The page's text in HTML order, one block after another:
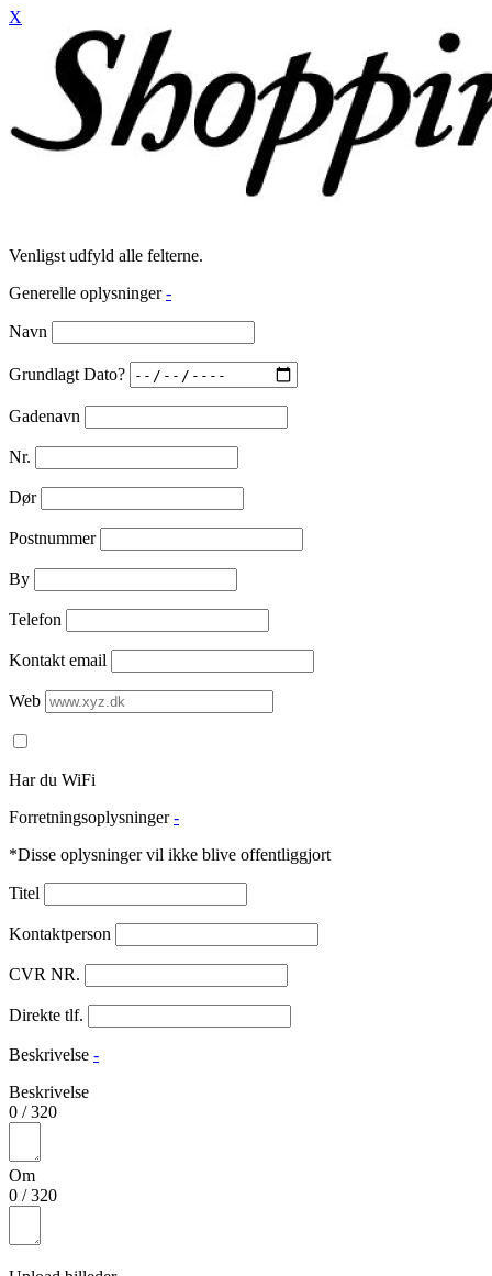
X
Venligst udfyld alle felterne.
Generelle oplysninger -
Navn
Grundlagt Dato?
Gadenavn
Nr.
Dør
Postnummer
By
Telefon
Kontakt email
Web
Har du WiFi
Forretningsoplysninger -
*Disse oplysninger vil ikke blive offentliggjort
Titel
Kontaktperson
CVR NR.
Direkte tlf.
Beskrivelse -
Beskrivelse
0 /320
Om
0 /320